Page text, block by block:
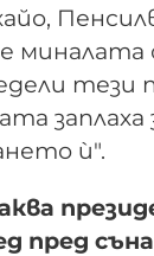
миналата
тези
ѝ".
пред